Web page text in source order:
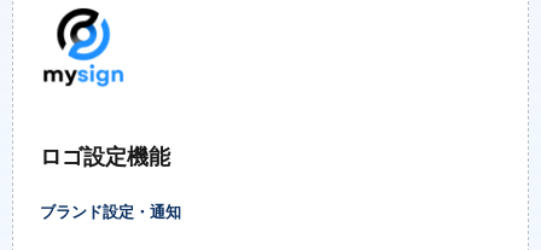
ロゴ設定機能
ブランド設定・通知